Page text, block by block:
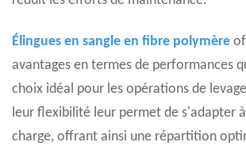
Élingues en sangle en fibre polymère
avantages en termes de performances
choix idéal pour les opérations de
leur flexibilité leur permet de s'adapter
charge, offrant ainsi une répartition